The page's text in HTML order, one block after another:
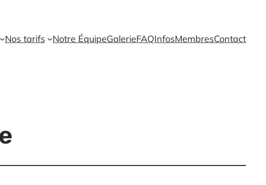
Nos tarifs Notre ÉquipeGalerieFAQInfosMembresContact